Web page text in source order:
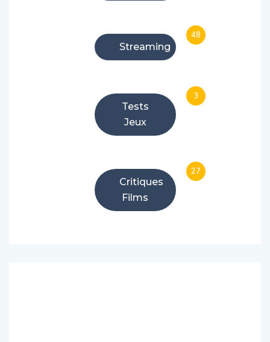
Streaming
48
Tests
Jeux
3
Critiques
Films
27